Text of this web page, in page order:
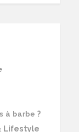
à barbe ?
Lifestyle